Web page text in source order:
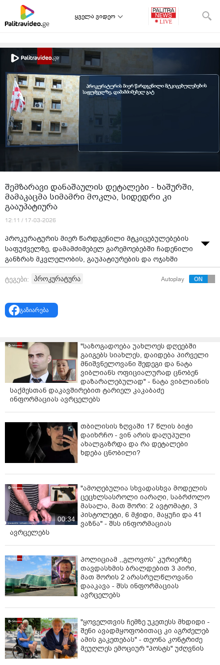
ყველა ვიდეო
შემზარავი დანაშაულის დეტალები - ხაშურში,
მამაკაცმა სიმამრი მოკლა, სიდედრი კი
გააუპატიურა
12:11 / 17-03-2026
პროკურატურის მიერ წარდგენილი მტკიცებულებების
საფუძველზე, დამამძიმებელ გარემოებებში ჩადენილი
განზრახ მკვლელობის, გაუპატიურების და ოჯახში
ძალადობის ფაქტებზე ბრალდებულს უვადო
თავისუფლების აღკვეთა მიესაჯა.
სასამართლომ გაიზიარა პროკურატურის მიერ
წარდგენილი მტკიცებულებები და ხაშურის
ბრალდებული დამნაშავედ ცნო.
სასამართლო პროცესზე გამოკვლეული
მტკიცებულებებით დადასტურდა, რომ 2025 წლის 18
ივნისს, ხაშურის მუნიციპალიტეტში ბრალდებულმა
შურისძიების მოტივით, შეზღუდული შესაძლებლობის
მიაყენა, რომელიც მიღებული დაზიანებების შედეგად,
შემთხვევის ადგილზე გარდაიცვალა.
ასევე ბრალდებულმა მეუღლის დედის მიმართ
ბრალდებულს ბრალდება საქართველოს სისხლის
სამართლის კოდექსის 11 პრიმა 109-ე მუხლის „ე“ „კ“
და „მ“ ქვეპუნქტებით (განზრახ მკვლელობა
დამამძიმებელ გარემოებებში - დამნაშავისთვის
წინასწარი შეცნობით შეზღუდული შესაძლებლობის
მქონე ოჯახის წევრის მიმართ, განსაკუთრებული
სისასტიკით) 11 პრიმა 137-ე მუხლის მე-3 ნაწილის „ე“
ქვეპუნქტით (გაუპატიურება, ჩადენილი
დაზარალებულის უმწეობის გამოყენებით, ოჯახის
წევრის მიმართ) და 126 პრიმა მუხლის პირველი
ნაწილით (ოჯახში ძალადობა) წარედგინა.
გორის რაიონულმა სასამართლომ ბრალდებული
დამნაშავედ ცნო წარდგენილ ბრალდებაში და
სასჯელის სახედ და ზომად უვადო თავისუფლების
აღკვეთა განუსაზღვრა“, - ნათქვამია პროკურატურის
მიერ გავრცელებულ ინფორმაციაში.
ტეგები: პროკურატურა Autoplay
გაზიარება
"საზოგადოება უახლოეს დღეებში
გაიგებს სიახლეს, დაიდება პირველი
მნიშვნელოვანი შედეგი და ნატა
ვიბლიანს ოფიციალურად ცნობენ
დაზარალებულად" - ნატა ვიბლიანის
საქმესთან დაკავშირებით ტარიელ კაკაბაძე
ინფორმაციას ავრცელებს
თბილისის ზღვაში 17 წლის ბიჭი
დაიხრჩო - ვინ არის დაღუპული
ახალგაზრდა და რა დეტალები
ხდება ცნობილი?
00:34
"ამოღებულია სხვადასხვა მოდელის
ცეცხლსასროლი იარაღი, საბრძოლო
მასალა, მათ შორი: 2 ავტომატი, 3
პისტოლეტი, 6 მჭიდი, მაყუჩი და 41
ვაზნა" - შსს ინფორმაციას
ავრცელებს
პოლიციამ ,,გლოვოს” კურიერზე
თავდასხმის ბრალდებით 3 პირი,
მათ შორის 2 არასრულწლოვანი
დააკავა - შსს ინფორმაციას
ავრცელებს
"ყოველთვის ჩემზე უკეთესს მხდიდი -
შენი ავადმყოფობითაც კი აგრძელებ
ამის გაკეთებას" - თეონა კონტრიძე
მეუღლეს ემოციურ "პოსტს" უძღვნის